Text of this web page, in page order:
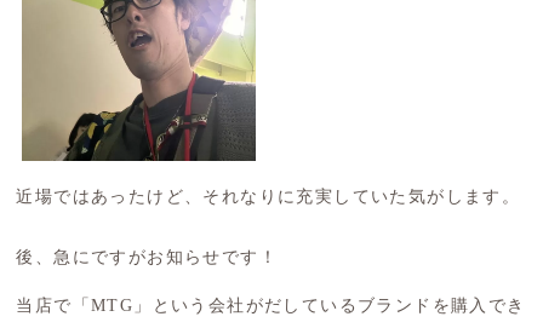
近場ではあったけど、それなりに充実していた気がします。
後、急にですがお知らせです！
当店で「MTG」という会社がだしているブランドを購入でき